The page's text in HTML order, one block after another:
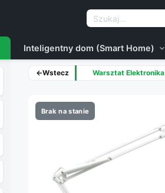
Inteligentny dom (Smart Home) expand_more
←Wstecz Warsztat Elektronika
Brak na stanie